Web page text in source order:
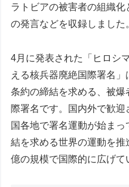
ラトビアの被害者の組織
の発言などを収録しました
4月に発表された「ヒロシ
える核兵器廃絶国際署名
条約の締結を求める、被爆
際署名です。国内外で歓
国各地で署名運動が始ま
結を求める世界の運動を
億の規模で国際的に広げて